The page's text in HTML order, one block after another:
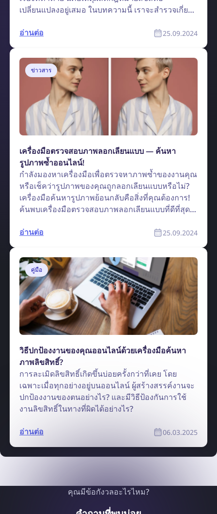
เปลี่ยนแปลงอยู่เสมอ ในบทความนี้ เราจะสำรวจเกี่ยว
ซึ่งมีความเกี่ยวข้องในปี 2024 เรายังพูดถึงกฎหมาย
เพิ่มเติมเกี่ยวกับลิขสิทธิ์และรับคำแนะนำในการ
ปกป้องงานของคุณ โปรดอ่านต่อ!
อ่านต่อ 25.09.2024
ข่าวสาร
เครื่องมือตรวจสอบภาพลอกเลียนแบบ — ค้นหา
รูปภาพซ้ำออนไลน์!
กำลังมองหาเครื่องมือเพื่อตรวจหาภาพซ้ำของงานคุณ
หรือเช็คว่ารูปภาพของคุณถูกลอกเลียนแบบหรือไม่?
เครื่องมือค้นหารูปภาพย้อนกลับคือสิ่งที่คุณต้องการ!
ค้นพบเครื่องมือตรวจสอบภาพลอกเลียนแบบที่ดีที่สุด
อ่านต่อ
25.09.2024
คู่มือ
วิธีปกป้องงานของคุณออนไลน์ด้วยเครื่องมือค้นหา
ภาพลิขสิทธิ์?
การละเมิดลิขสิทธิ์เกิดขึ้นบ่อยครั้งกว่าที่เคย โดย
เฉพาะเมื่อทุกอย่างอยู่บนออนไลน์ ผู้สร้างสรรค์งานจะ
ปกป้องงานของตนอย่างไร? และมีวิธีป้องกันการใช้
งานลิขสิทธิ์ในทางที่ผิดได้อย่างไร?
อ่านต่อ 06.03.2025
คุณมีข้อกังวลอะไรไหม?